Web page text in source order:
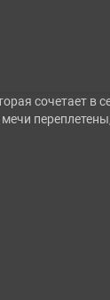
сочетает в